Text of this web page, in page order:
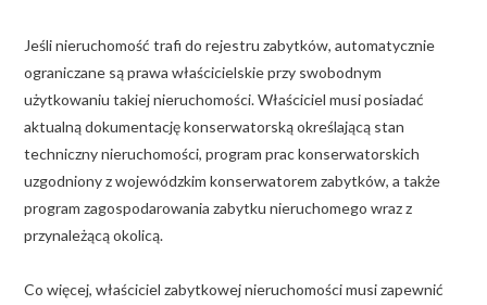
Jeśli nieruchomość trafi do rejestru zabytków, automatycznie
ograniczane są prawa właścicielskie przy swobodnym
użytkowaniu takiej nieruchomości. Właściciel musi posiadać
aktualną dokumentację konserwatorską określającą stan
techniczny nieruchomości, program prac konserwatorskich
uzgodniony z wojewódzkim konserwatorem zabytków, a także
program zagospodarowania zabytku nieruchomego wraz z
przynależącą okolicą.
Co więcej, właściciel zabytkowej nieruchomości musi zapewnić